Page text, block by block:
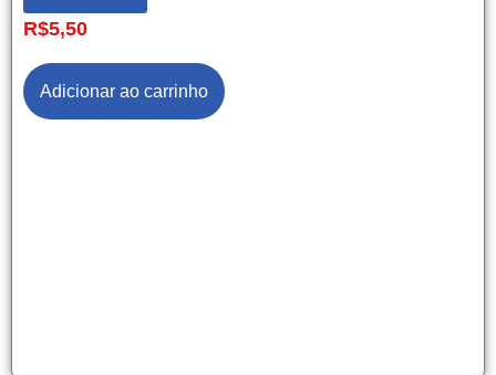
R$5,50
Adicionar ao carrinho